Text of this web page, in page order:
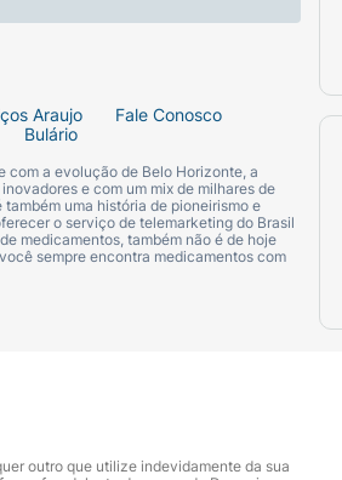
Araujo
Fale Conosco
Bulário
com a evolução de Belo Horizonte, a
e com um mix de milhares de
uma história de pioneirismo e
o serviço de telemarketing do Brasil
medicamentos, também não é de hoje
sempre encontra medicamentos com
outro que utilize indevidamente da sua